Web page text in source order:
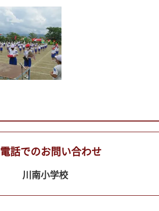
電話でのお問い合わせ
川南小学校